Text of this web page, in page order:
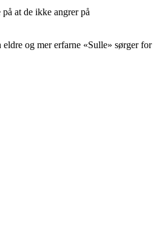
at de ikke angrer på
og mer erfarne «Sulle» sørger for